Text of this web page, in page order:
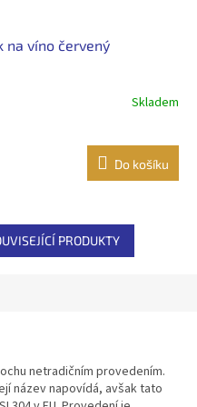
na víno červený
Skladem
Do košíku
PRODUKTY
netradičním provedením.
název napovídá, avšak tato